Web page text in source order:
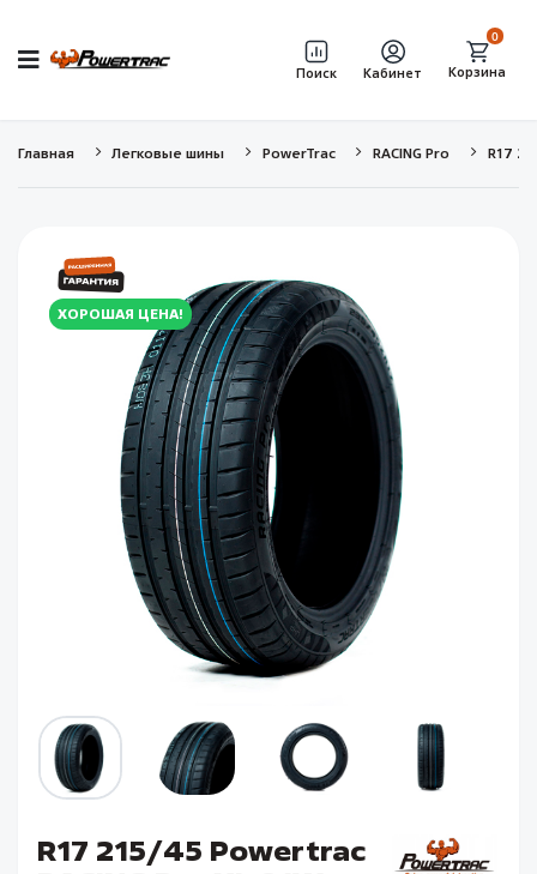
Поиск Кабинет Корзина
0
Главная Легковые шины PowerTrac RACING Pro R17
ХОРОШАЯ ЦЕНА!
R17 215/45 Powertrac